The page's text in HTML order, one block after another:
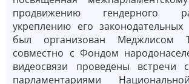
продвижению гендерного
укреплению его
был организован ­Меджлисом
совместно с Фондом
видеосвязи проведены встречи
парламентариями